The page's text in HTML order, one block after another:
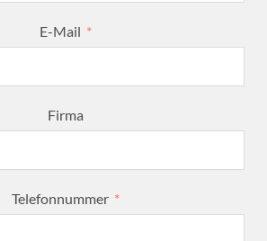
E-Mail
Firma
Telefonnummer